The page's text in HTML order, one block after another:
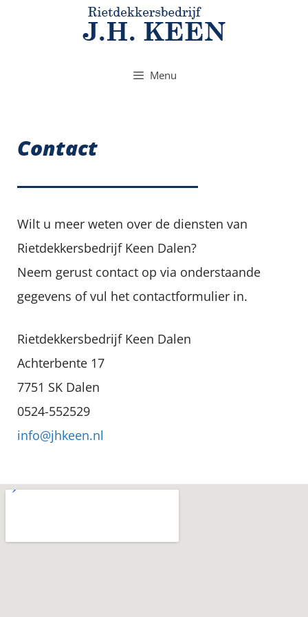
Menu
Contact
Wilt u meer weten over de diensten van
Rietdekkersbedrijf Keen Dalen?
Neem gerust contact op via onderstaande
gegevens of vul het contactformulier in.
Rietdekkersbedrijf Keen Dalen
Achterbente 17
7751 SK Dalen
0524-552529
info@jhkeen.nl